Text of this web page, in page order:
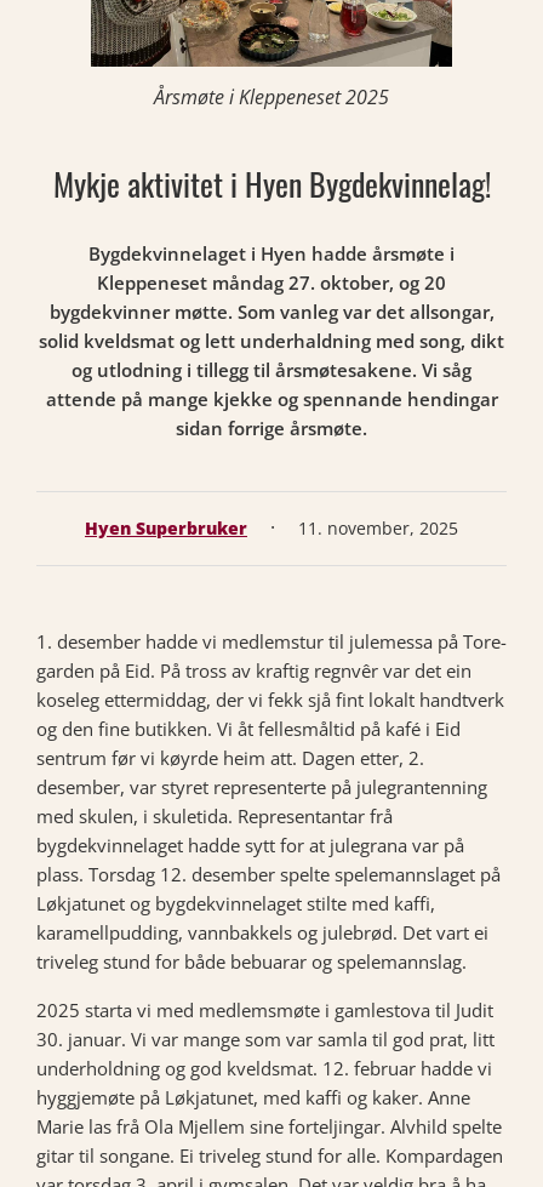
Årsmøte i Kleppeneset 2025
Mykje aktivitet i Hyen Bygdekvinnelag!
Bygdekvinnelaget i Hyen hadde årsmøte i
Kleppeneset måndag 27. oktober, og 20
bygdekvinner møtte. Som vanleg var det allsongar,
solid kveldsmat og lett underhaldning med song, dikt
og utlodning i tillegg til årsmøtesakene. Vi såg
attende på mange kjekke og spennande hendingar
sidan forrige årsmøte.
Hyen Superbruker · 11. november, 2025
1. desember hadde vi medlemstur til julemessa på Tore-
garden på Eid. På tross av kraftig regnvêr var det ein
koseleg ettermiddag, der vi fekk sjå fint lokalt handtverk
og den fine butikken. Vi åt fellesmåltid på kafé i Eid
sentrum før vi køyrde heim att. Dagen etter, 2.
desember, var styret representerte på julegrantenning
med skulen, i skuletida. Representantar frå
bygdekvinnelaget hadde sytt for at julegrana var på
plass. Torsdag 12. desember spelte spelemannslaget på
Løkjatunet og bygdekvinnelaget stilte med kaffi,
karamellpudding, vannbakkels og julebrød. Det vart ei
triveleg stund for både bebuarar og spelemannslag.
2025 starta vi med medlemsmøte i gamlestova til Judit
30. januar. Vi var mange som var samla til god prat, litt
underholdning og god kveldsmat. 12. februar hadde vi
hyggjemøte på Løkjatunet, med kaffi og kaker. Anne
Marie las frå Ola Mjellem sine forteljingar. Alvhild spelte
gitar til songane. Ei triveleg stund for alle. Kompardagen